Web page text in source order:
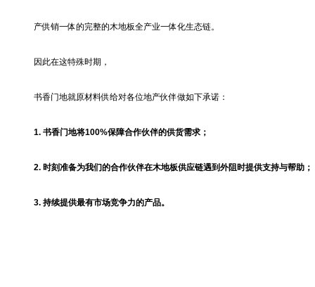
产供销一体的完整的木地板全产业一体化生态链。
因此在这特殊时期，
书香门地就原材料供给对各位地产伙伴做如下承诺：
1. 书香门地将100%保障合作伙伴的供货需求；
2. 时刻准备为我们的合作伙伴在木地板供应链遇到外阻时提供支持与帮助；
3. 持续提供最有市场竞争力的产品。